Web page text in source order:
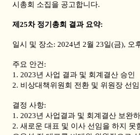
시총회 소집을 공고합니다.
제25차 정기총회 결과 요약:
일시 및 장소: 2024년 2월 23일(금), 오
주요 안건:
1. 2023년 사업 결과 및 회계결산 승인
2. 비상대책위원회 전환 및 위원장 선임
결정 사항:
1. 2023년 사업결과 및 회계결산 보완하
2. 새로운 대표 및 이사 선임을 하지